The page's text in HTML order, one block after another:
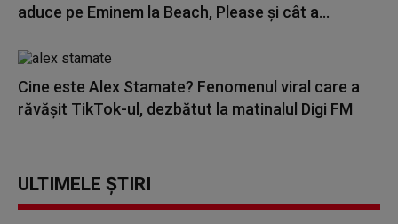
aduce pe Eminem la Beach, Please și cât a...
Cine este Alex Stamate? Fenomenul viral care a
răvășit TikTok-ul, dezbătut la matinalul Digi FM
ULTIMELE ȘTIRI